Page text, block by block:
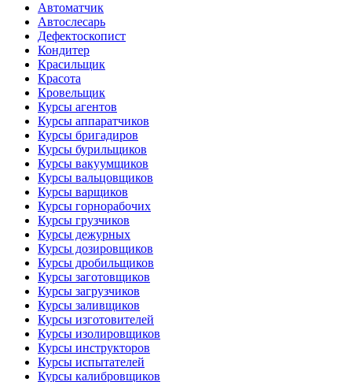
Автоматчик
Автослесарь
Дефектоскопист
Кондитер
Красильщик
Красота
Кровельщик
Курсы агентов
Курсы аппаратчиков
Курсы бригадиров
Курсы бурильщиков
Курсы вакуумщиков
Курсы вальцовщиков
Курсы варщиков
Курсы горнорабочих
Курсы грузчиков
Курсы дежурных
Курсы дозировщиков
Курсы дробильщиков
Курсы заготовщиков
Курсы загрузчиков
Курсы заливщиков
Курсы изготовителей
Курсы изолировщиков
Курсы инструкторов
Курсы испытателей
Курсы калибровщиков